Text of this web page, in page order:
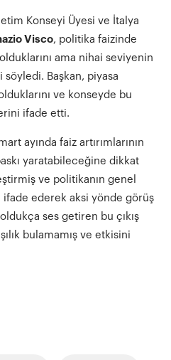
Konseyi Üyesi ve İtalya
Visco, politika faizinde
olduklarını ama nihai seviyenin
söyledi. Başkan, piyasa
ve konseyde bu
ifade etti.
ayında faiz artırımlarının
yaratabileceğine dikkat
ve politikanın genel
ederek aksi yönde görüş
ses getiren bu çıkış
bulamamış ve etkisini